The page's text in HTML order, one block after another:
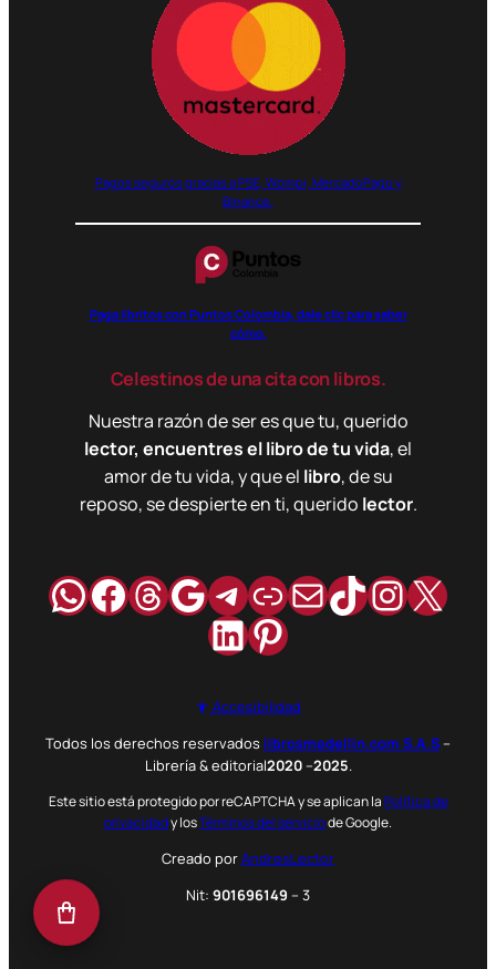
Pagos seguros gracias a PSE, Wompi, MercadoPago y
Binance.
Paga libritos con Puntos Colombia, dale clic para saber
cómo.
Celestinos de una cita con libros.
Nuestra razón de ser es que tu, querido
lector, encuentres el libro de tu vida, el
amor de tu vida, y que el libro, de su
reposo, se despierte en ti, querido lector.
WhatsApp
Facebook
Hilos
Google
Telegram
Enlace
Correo
TikTok
X
LinkedIn
Pinterest
Accesibilidad
Todos los derechos reservados librosmedellin.com S.A.S–
Librería & editorial2020–2025.
Este sitio está protegido por reCAPTCHA y se aplican laPolítica de
privacidady losTérminos del serviciode Google.
Creado porAndresLector
Nit: 901696149 – 3